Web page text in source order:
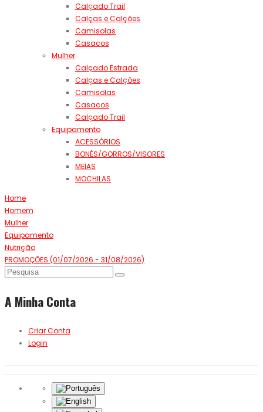
Calçado Trail
Calças e Calções
Camisolas
Casacos
Mulher
Calçado Estrada
Calças e Calções
Camisolas
Casacos
Calçado Trail
Equipamento
ACESSÓRIOS
BONÉS/GORROS/VISORES
MEIAS
MOCHILAS
Home
Homem
Mulher
Equipamento
Nutrição
PROMOÇÕES (01/07/2026 - 31/08/2026)
A Minha Conta
Criar Conta
Login